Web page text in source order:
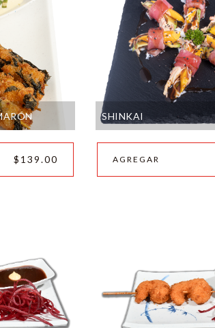
$139.00
SHINKAI
AGREGAR